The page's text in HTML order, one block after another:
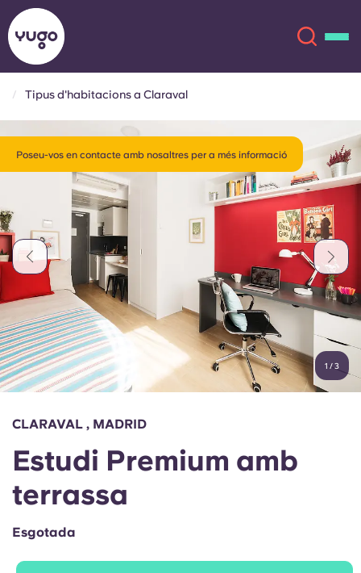
Ubicacions
Més
Compte Llengua
English (GB)
Chinese
Selecciona un país
Reserva ara
English (US)
Català
Italian French
Portuguese
Tipus d'habitacions a Claraval
Poseu-vos en contacte amb nosaltres per a més informació
1 /3
CLARAVAL , MADRID
Estudi Premium amb
terrassa
Esgotada